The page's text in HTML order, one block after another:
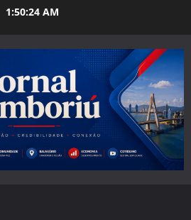
1:50:25 AM